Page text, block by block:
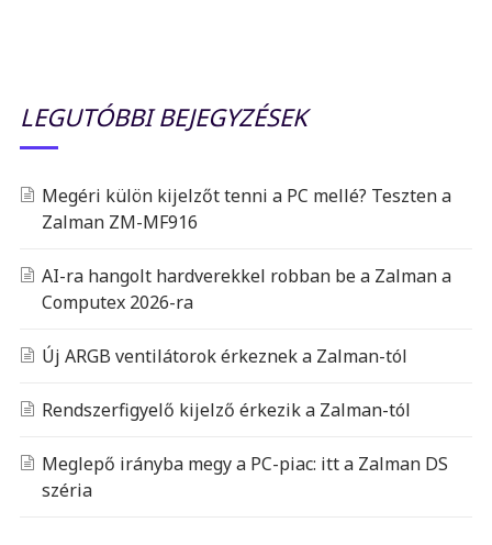
LEGUTÓBBI BEJEGYZÉSEK
Megéri külön kijelzőt tenni a PC mellé? Teszten a
Zalman ZM-MF916
AI-ra hangolt hardverekkel robban be a Zalman a
Computex 2026-ra
Új ARGB ventilátorok érkeznek a Zalman-tól
Rendszerfigyelő kijelző érkezik a Zalman-tól
Meglepő irányba megy a PC-piac: itt a Zalman DS
széria